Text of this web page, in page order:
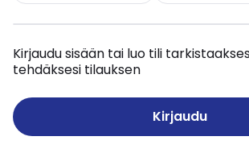
Kirjaudu sisään tai luo tili
tehdäksesi tilauksen
Kirjaudu